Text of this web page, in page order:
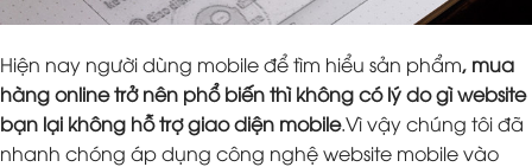
Hiện nay người dùng mobile để tìm hiểu sản phẩm, mua
hàng online trở nên phổ biến thì không có lý do gì website
bạn lại không hỗ trợ giao diện mobile.Vì vậy chúng tôi đã
nhanh chóng áp dụng công nghệ website mobile vào